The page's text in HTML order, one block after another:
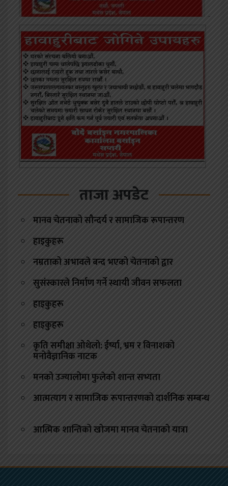
ताजा अपडेट
मानव चेतनाको सौन्दर्य र सामाजिक रूपान्तरण
हाइकुहरू
नम्रताको अभावले बन्द भएको चेतनाको द्वार
सुसंस्कारले निर्माण गर्ने स्थायी जीवन सफलता
हाइकुहरू
हाइकुहरू
कृति समीक्षा ओथेलो: ईर्ष्या, भ्रम र विनाशको
मनोवैज्ञानिक नाटक
मनको उज्यालोमा फुलेको शान्त सभ्यता
आत्मत्याग र सामाजिक रूपान्तरणको दार्शनिक सम्बन्ध
आत्मिक शान्तिको खोजमा मानव चेतनाको यात्रा